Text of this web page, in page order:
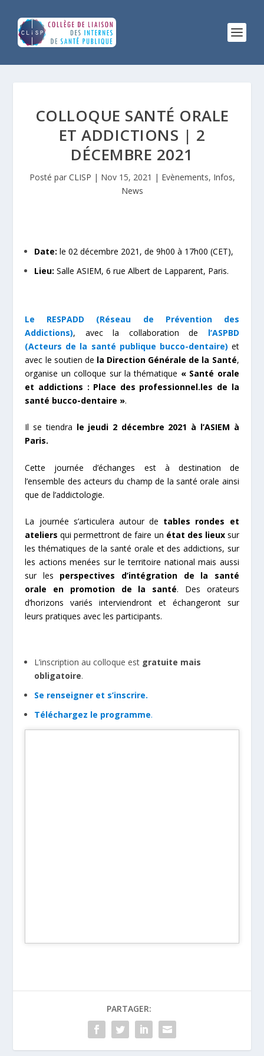
COLLOQUE SANTÉ ORALE
ET ADDICTIONS | 2
DÉCEMBRE 2021
Posté par CLISP | Nov 15, 2021 | Evènements, Infos,
News
Date:le 02 décembre 2021, de 9h00 à 17h00 (CET),
Lieu: Salle ASIEM, 6 rue Albert de Lapparent, Paris.
Le RESPADD (Réseau de Prévention des
Addictions), avec la collaboration de l’ASPBD
(Acteurs de la santé publique bucco-dentaire) et
avec le soutien de la Direction Générale de la Santé,
organise un colloque sur la thématique « Santé orale
et addictions : Place des professionnel.les de la
santé bucco-dentaire ».
Il se tiendra le jeudi 2 décembre 2021 à l’ASIEM à
Paris.
Cette journée d’échanges est à destination de
l’ensemble des acteurs du champ de la santé orale ainsi
que de l’addictologie.
La journée s’articulera autour de tables rondes et
ateliers qui permettront de faire un état des lieuxsur
les thématiques de la santé orale et des addictions, sur
les actions menées sur le territoire national mais aussi
sur les perspectives d’intégration de la santé
orale en promotion de la santé. Des orateurs
d’horizons variés interviendront et échangeront sur
leurs pratiques avec les participants.
L’inscription au colloque est gratuite mais
obligatoire.
Se renseigner et s’inscrire.
Téléchargez le programme.
PARTAGER: